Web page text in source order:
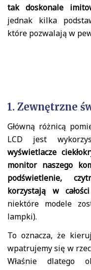
tak doskonale
jednak kilka
które pozwalają w
1. Zewnętrzne
Główną różnicą
LCD jest
wyświetlacze
monitor naszego
podświetlenie,
korzystają w
niektóre modele
lampki).
To oznacza, że
wpatrujemy się w
Właśnie dlatego